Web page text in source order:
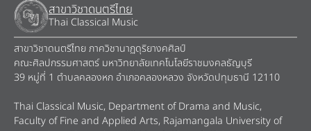
สาขาวิชาดนตรีไทย
Thai Classical Music
สาขาวิชาดนตรีไทย ภาควิชานาฏดุริยางคศิลป์
คณะศิลปกรรมศาสตร์ มหาวิทยาลัยเทคโนโลยีราชมงคลธัญบุรี
39 หมู่ที่ 1 ตำบลคลองหก อำเภอคลองหลวง จังหวัดปทุมธานี 12110
Thai Classical Music, Department of Drama and Music,
Faculty of Fine and Applied Arts, Rajamangala University of